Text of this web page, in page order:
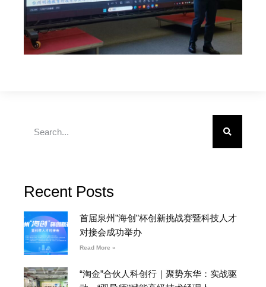
Recent Posts
首届泉州”海创”杯创新挑战赛暨科技人才
对接会成功举办
Read More »
“淘金”合伙人科创行｜聚势东华：实战驱